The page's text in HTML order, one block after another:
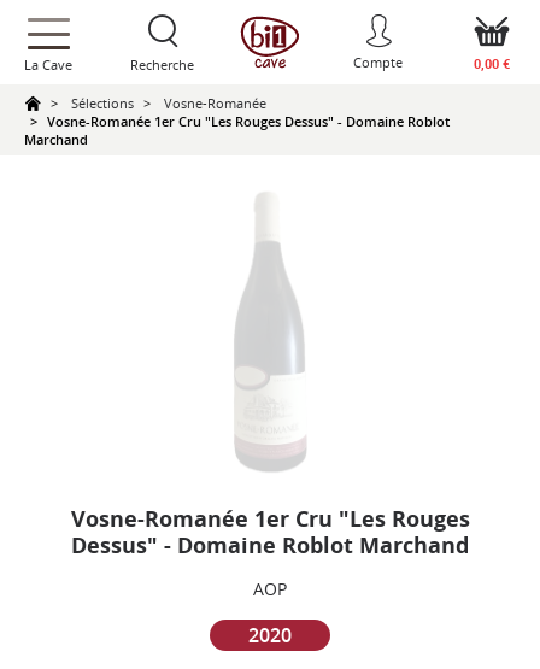
text.skipToContent
text.skipToNavigation
La Cave Recherche Compte 0,00 €
Sélections
Vosne-Romanée
Vosne-Romanée 1er Cru "Les Rouges Dessus" - Domaine Roblot
Marchand
Vosne-Romanée 1er Cru "Les Rouges
Dessus" - Domaine Roblot Marchand
AOP
2020